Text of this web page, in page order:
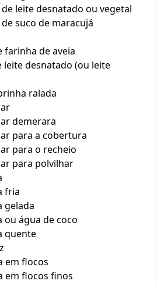
leite desnatado ou vegetal
suco de maracujá
farinha de aveia
leite desnatado (ou leite
ralada
demerara
para a cobertura
para o recheio
para polvilhar
fria
gelada
ou água de coco
quente
em flocos
em flocos finos